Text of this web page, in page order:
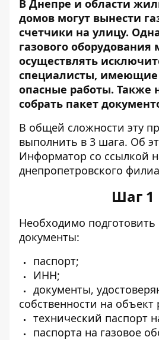
В Днепре и области
домов могут вынести
счетчики на улицу.
газового оборудования
осуществлять
специалисты,
опасные работы. Также
собрать пакет
В общей сложности эту
выполнить в 3 шага. Об
Информатор со ссылкой
днепропетровского
Шаг 1
Необходимо
документы:
паспорт;
ИНН;
документы,
собственности на объект
технический паспорт
паспорта на газовое